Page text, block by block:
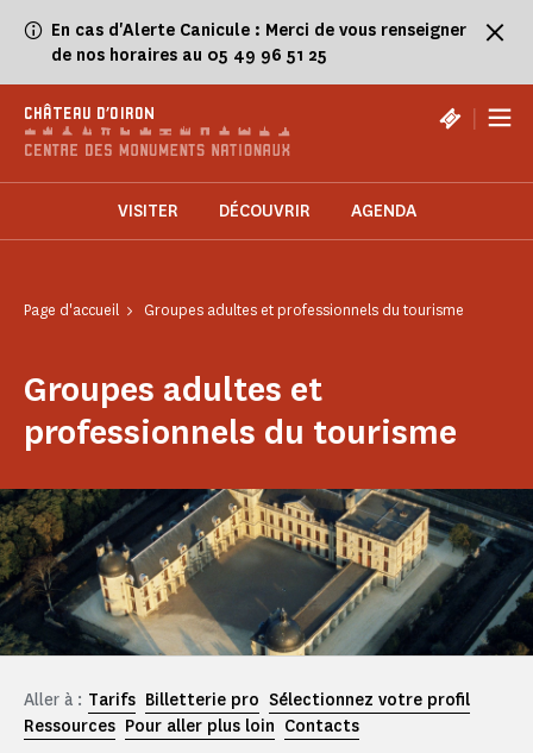
En cas d'Alerte Canicule : Merci de vous renseigner
de nos horaires au 05 49 96 51 25
CHÂTEAU D'OIRON |
VISITER DÉCOUVRIR AGENDA
Page d'accueil Groupes adultes et professionnels du tourisme
Groupes adultes et
professionnels du tourisme
Aller à : Tarifs Billetterie pro Sélectionnez votre profil
Ressources Pour aller plus loin Contacts